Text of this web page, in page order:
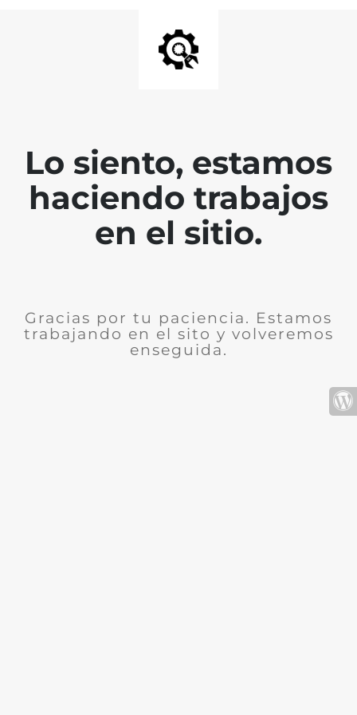
Lo siento, estamos
haciendo trabajos
en el sitio.
Gracias por tu paciencia. Estamos
trabajando en el sito y volveremos
enseguida.